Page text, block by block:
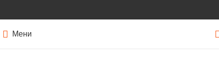
Мени